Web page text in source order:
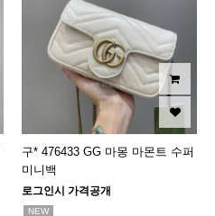
구* 476433 GG 마몽 마몬트 수퍼
미니백
로그인시 가격공개
NEW